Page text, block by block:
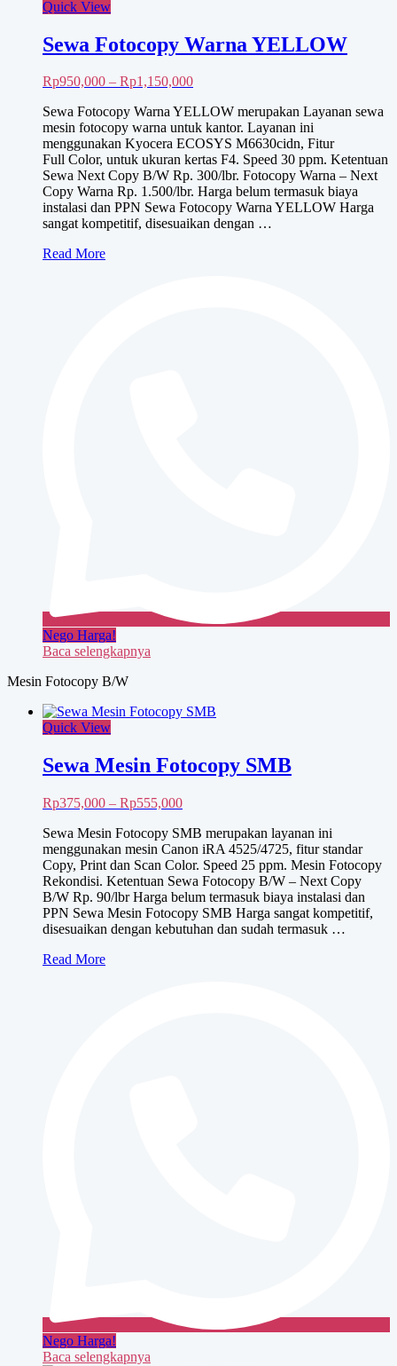
Quick View
Sewa Fotocopy Warna YELLOW
Rp950,000 – Rp1,150,000Rentang
Rp950,000
hingga
Rp1,150,000
Sewa Fotocopy Warna YELLOW merupakan Layanan sewa
mesin fotocopy warna untuk kantor. Layanan ini
menggunakan Kyocera ECOSYS M6630cidn, Fitur
Full Color, untuk ukuran kertas F4. Speed 30 ppm. Ketentuan
Sewa Next Copy B/W Rp. 300/lbr. Fotocopy Warna – Next
Copy Warna Rp. 1.500/lbr. Harga belum termasuk biaya
instalasi dan PPN Sewa Fotocopy Warna YELLOW Harga
sangat kompetitif, disesuaikan dengan …
Sewa
Read More
Nego Harga!
Baca selengkapnya
Mesin Fotocopy B/W
Quick View
Sewa Mesin Fotocopy SMB
Rp375,000 – Rp555,000Rentang
Rp375,000
hingga
Rp555,000
Sewa Mesin Fotocopy SMB merupakan layanan ini
menggunakan mesin Canon iRA 4525/4725, fitur standar
Copy, Print dan Scan Color. Speed 25 ppm. Mesin Fotocopy
Rekondisi. Ketentuan Sewa Fotocopy B/W – Next Copy
B/W Rp. 90/lbr Harga belum termasuk biaya instalasi dan
PPN Sewa Mesin Fotocopy SMB Harga sangat kompetitif,
disesuaikan dengan kebutuhan dan sudah termasuk …
Sewa
Read More
Nego Harga!
Baca selengkapnya